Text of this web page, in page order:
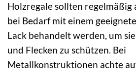
Holzregale sollten regelmäßig
bei Bedarf mit einem
Lack behandelt werden, um
und Flecken zu schützen. Bei
Metallkonstruktionen achte